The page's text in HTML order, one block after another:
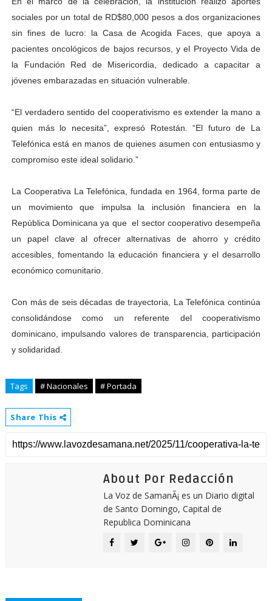
sociales por un total de RD$80,000 pesos a dos organizaciones
sin fines de lucro: la Casa de Acogida Faces, que apoya a
pacientes oncológicos de bajos recursos, y el Proyecto Vida de
la Fundación Red de Misericordia, dedicado a capacitar a
jóvenes embarazadas en situación vulnerable.
“El verdadero sentido del cooperativismo es extender la mano a
quien más lo necesita”, expresó Rotestán. “El futuro de La
Telefónica está en manos de quienes asumen con entusiasmo y
compromiso este ideal solidario.”
La Cooperativa La Telefónica, fundada en 1964, forma parte de
un movimiento que impulsa la inclusión financiera en la
República Dominicana ya que el sector cooperativo desempeña
un papel clave al ofrecer alternativas de ahorro y crédito
accesibles, fomentando la educación financiera y el desarrollo
económico comunitario.
Con más de seis décadas de trayectoria, La Telefónica continúa
consolidándose como un referente del cooperativismo
dominicano, impulsando valores de transparencia, participación
y solidaridad.
Tags # Nacionales # Portada
Share This
About Por Redacción
La Voz de SamanÃ¡ es un Diario digital
de Santo Domingo, Capital de
Republica Dominicana